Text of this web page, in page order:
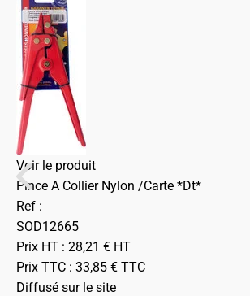
Voir le produit
Pince A Collier Nylon /Carte *Dt*
Ref :
SOD12665
Prix HT : 28,21 € HT
Prix TTC : 33,85 € TTC
Diffusé sur le site